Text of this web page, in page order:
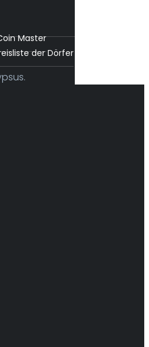
Master
der Dörfer